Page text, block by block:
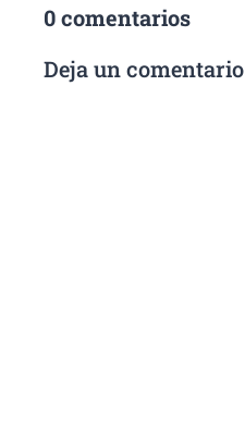
0 comentarios
Deja un comentario